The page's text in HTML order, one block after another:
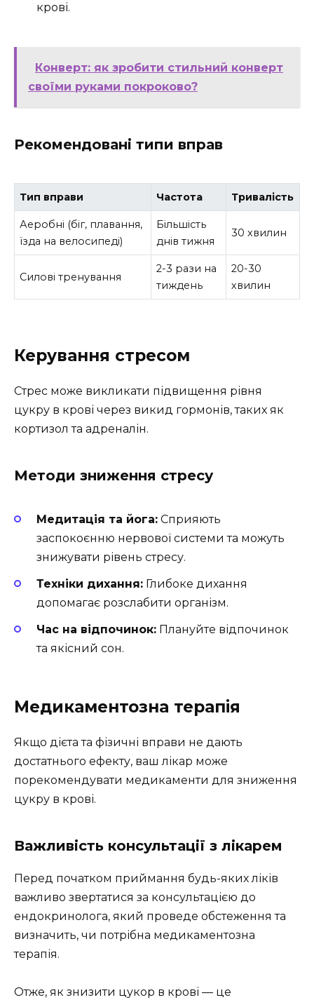
крові.
Конверт: як зробити стильний конверт
своїми руками покроково?
Рекомендовані типи вправ
Тип вправи Частота Тривалість
Аеробні (біг, плавання,
їзда на велосипеді)
Більшість
днів тижня
30 хвилин
Силові тренування
2-3 рази на
тиждень
20-30
хвилин
Керування стресом
Стрес може викликати підвищення рівня
цукру в крові через викид гормонів, таких як
кортизол та адреналін.
Методи зниження стресу
Медитація та йога: Сприяють
заспокоєнню нервової системи та можуть
знижувати рівень стресу.
Техніки дихання: Глибоке дихання
допомагає розслабити організм.
Час на відпочинок: Плануйте відпочинок
та якісний сон.
Медикаментозна терапія
Якщо дієта та фізичні вправи не дають
достатнього ефекту, ваш лікар може
порекомендувати медикаменти для зниження
цукру в крові.
Важливість консультації з лікарем
Перед початком приймання будь-яких ліків
важливо звертатися за консультацією до
ендокринолога, який проведе обстеження та
визначить, чи потрібна медикаментозна
терапія.
Отже, як знизити цукор в крові — це